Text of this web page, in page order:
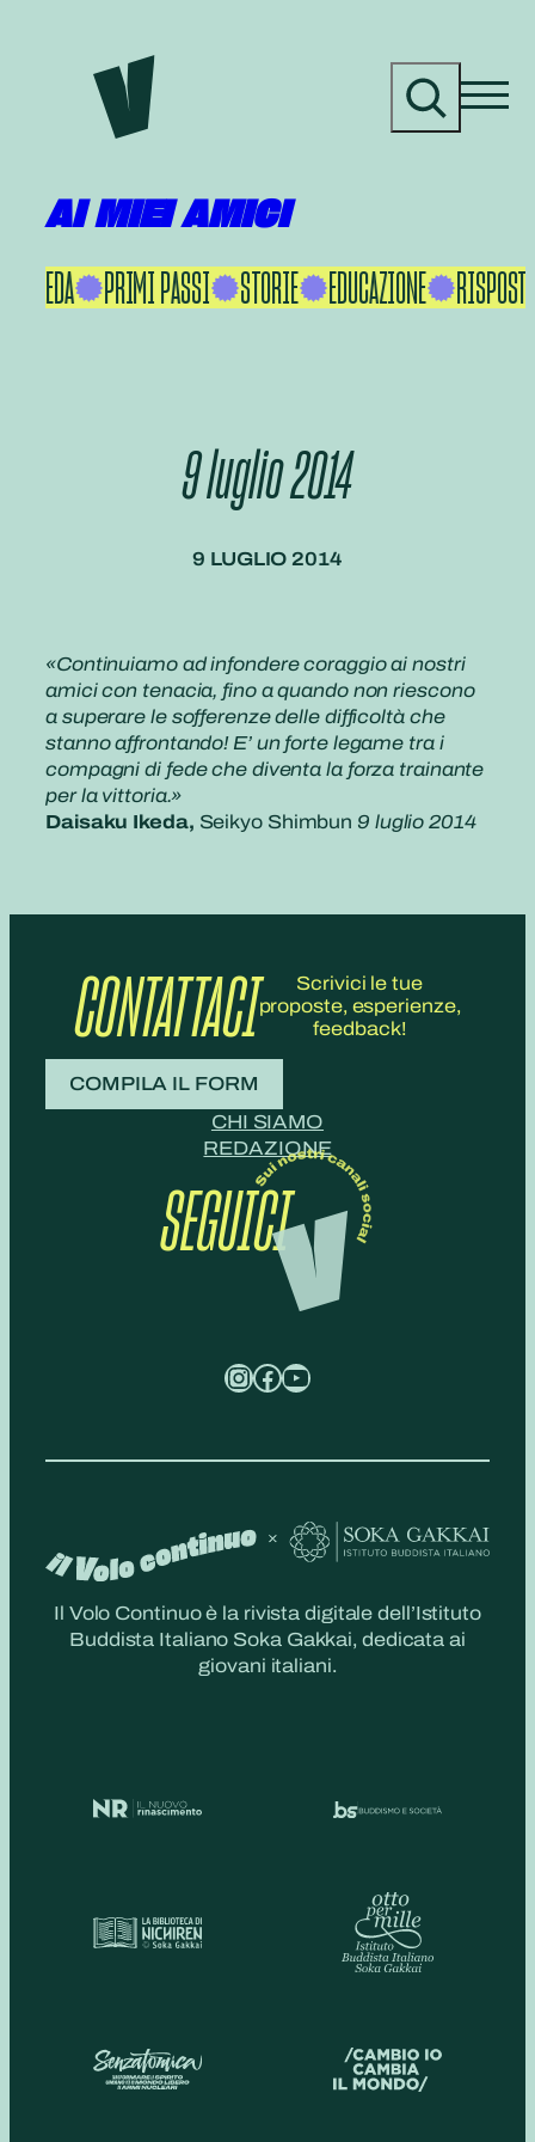
contenuto
r
AI MIEI AMICI
IKEDA PRIMI PASSI STORIE EDUCAZIONE
9 luglio 2014
9 LUGLIO 2014
«Continuiamo ad infondere coraggio ai nostri
amici con tenacia, fino a quando non riescono
a superare le sofferenze delle difficoltà che
stanno affrontando! E’ un forte legame tra i
compagni di fede che diventa la forza trainante
per la vittoria.»
Daisaku Ikeda, Seikyo Shimbun 9 luglio 2014
CONTATTACI
Scrivici le tue
proposte, esperienze,
feedback!
COMPILA IL FORM
CHI SIAMO
REDAZIONE
SEGUICI
InstagramFacebook YouTube
Il Volo Continuo è la rivista digitale dell’Istituto
Buddista Italiano Soka Gakkai, dedicata ai
giovani italiani.